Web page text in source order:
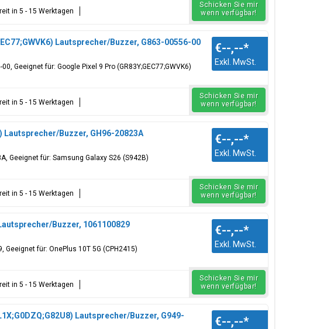
in 5 - 15 Werktagen
Schicken Sie mir
wenn verfügbar!
Lautsprecher/Buzzer, G863-00556-00
Geeignet für: Google Pixel 9 Pro (GR83Y;GEC77;GWVK6)
€--,--*
Exkl. MwSt.
in 5 - 15 Werktagen
Schicken Sie mir
wenn verfügbar!
Lautsprecher/Buzzer, GH96-20823A
Geeignet für: Samsung Galaxy S26 (S942B)
€--,--*
Exkl. MwSt.
in 5 - 15 Werktagen
Schicken Sie mir
wenn verfügbar!
Buzzer, 1061100829
für: OnePlus 10T 5G (CPH2415)
€--,--*
Exkl. MwSt.
in 5 - 15 Werktagen
Schicken Sie mir
wenn verfügbar!
Lautsprecher/Buzzer, G949-
€--,--*